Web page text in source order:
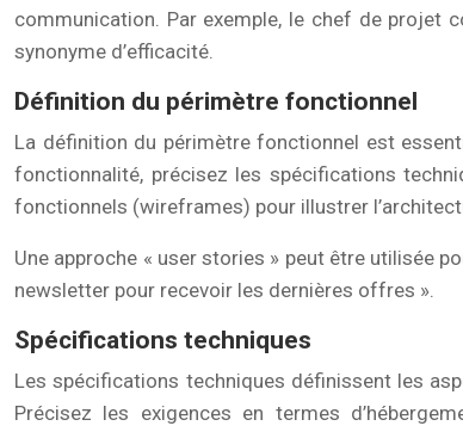
communication. Par exemple, le chef de projet
synonyme d’efficacité.
Définition du périmètre fonctionnel
La définition du périmètre fonctionnel est
fonctionnalité, précisez les spécifications
fonctionnels (wireframes) pour illustrer
Une approche « user stories » peut être utilisée
newsletter pour recevoir les dernières offres ».
Spécifications techniques
Les spécifications techniques définissent les
Précisez les exigences en termes